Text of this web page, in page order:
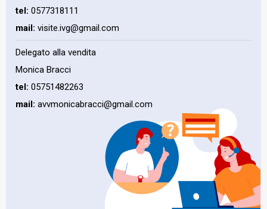
tel: 0577318111
mail: visite.ivg@gmail.com
Delegato alla vendita
Monica Bracci
tel: 05751482263
mail: avvmonicabracci@gmail.com